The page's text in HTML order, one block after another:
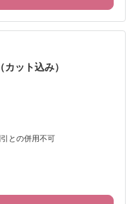
ット込み）
との併用不可